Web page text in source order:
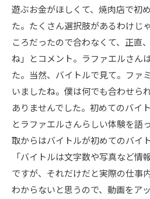
遊ぶお金がほしくて、焼肉店で初
た。たくさん選択肢があるわけじ
ころだったので合わなくて、正直
ね」とコメント。ラファエルさん
た。当然、バイトルで見て。ファ
いましたね。僕は何でも合わせら
ありませんでした。初めてのバイ
とラファエルさんらしい体験を語
取からはバイトルが初めてのバイ
「バイトルは文字数や写真など情
ですが、それだけだと実際の仕事
わからないと思うので、動画をア